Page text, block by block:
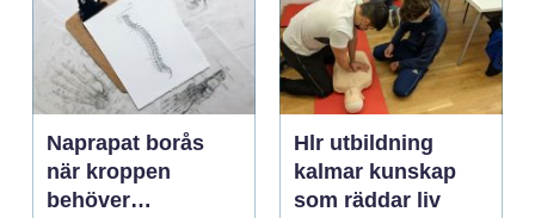
Naprapat borås
när kroppen
behöver
Hlr utbildning
kalmar kunskap
som räddar liv